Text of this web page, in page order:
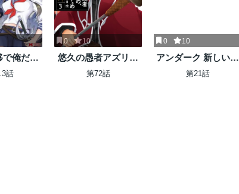
で俺だけ
ので、同
話
0 10
悠久の愚者アズリー
の、賢者のすゝめ
第72話
0 10
アンダーク 新しい透
明な力のすべて
第21話